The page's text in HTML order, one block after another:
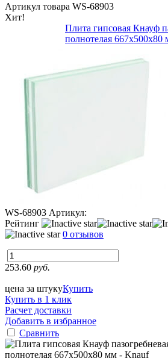
Артикул товара WS-68903
Хит!
Плита гипсовая Кнауф
полнотелая 667х500х80
WS-68903 Артикул:
Рейтинг
0 отзывов
253.60 руб.
цена за штукуКупить
Купить в 1 клик
Расчет доставки
Добавить в избранное
Сравнить